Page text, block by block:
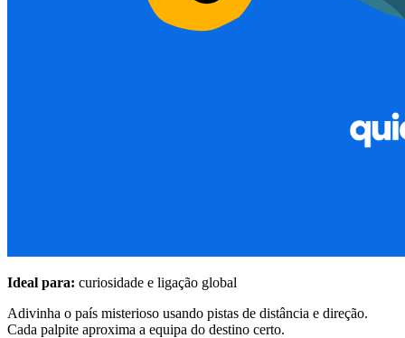
Ideal para: curiosidade e ligação global
Adivinha o país misterioso usando pistas de distância e direção.
Cada palpite aproxima a equipa do destino certo.